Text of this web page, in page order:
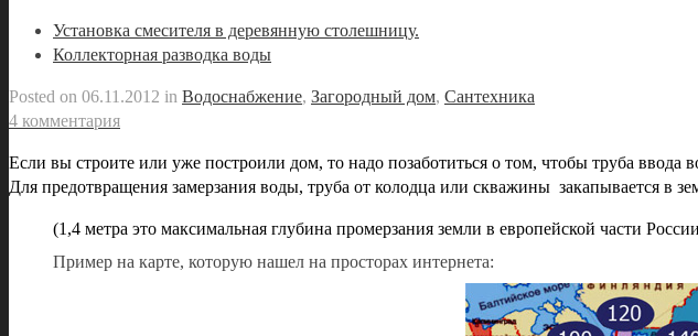
Установка смесителя в деревянную столешницу.
Коллекторная разводка воды
Posted on 06.11.2012 in Водоснабжение, Загородный дом, Сантехника
4 комментария
Если вы строите или уже построили дом, то надо позаботиться о том, чтобы труба ввода
Для предотвращения замерзания воды, труба от колодца или скважины закапывается в
(1,4 метра это максимальная глубина промерзания земли в европейской части
Пример на карте, которую нашел на просторах интернета: